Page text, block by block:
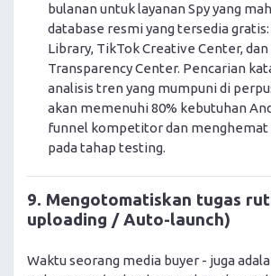
bulanan untuk layanan Spy yang
database resmi yang tersedia gratis:
Library, TikTok Creative Center, dan
Transparency Center. Pencarian
analisis tren yang mumpuni di
akan memenuhi 80% kebutuhan
funnel kompetitor dan menghemat
pada tahap testing.
9. Mengotomatiskan tugas
uploading / Auto-launch)
Waktu seorang media buyer - juga